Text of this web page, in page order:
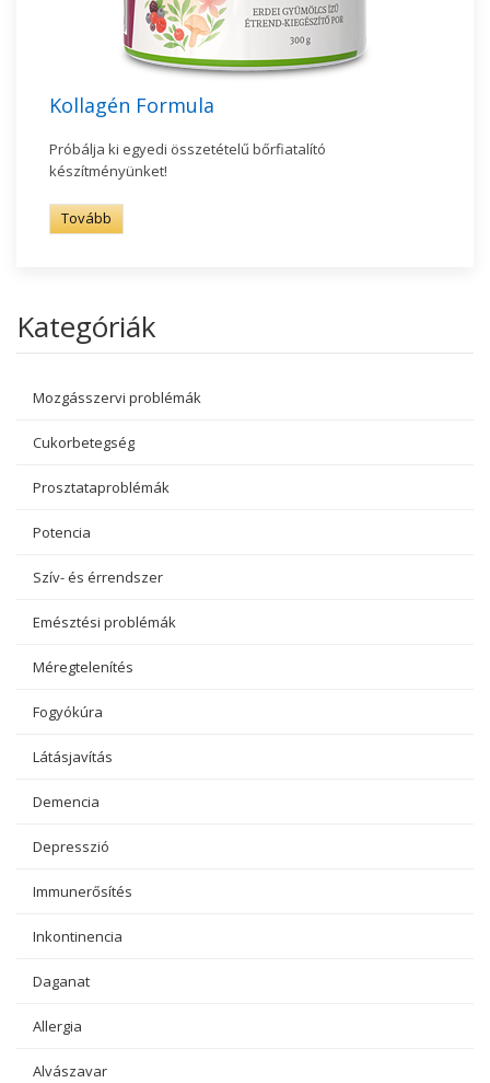
Kollagén Formula
Próbálja ki egyedi összetételű bőrfiatalító
készítményünket!
Tovább
Kategóriák
Mozgásszervi problémák
Cukorbetegség
Prosztataproblémák
Potencia
Szív- és érrendszer
Emésztési problémák
Méregtelenítés
Fogyókúra
Látásjavítás
Demencia
Depresszió
Immunerősítés
Inkontinencia
Daganat
Allergia
Alvászavar